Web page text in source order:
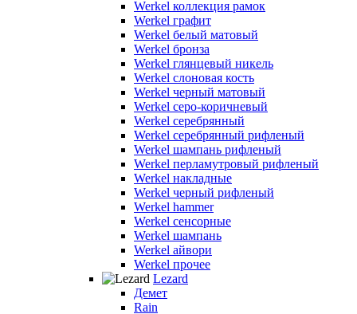
Werkel коллекция рамок
Werkel графит
Werkel белый матовый
Werkel бронза
Werkel глянцевый никель
Werkel слоновая кость
Werkel черный матовый
Werkel серо-коричневый
Werkel серебрянный
Werkel серебрянный рифленый
Werkel шампань рифленый
Werkel перламутровый рифленый
Werkel накладные
Werkel черный рифленый
Werkel hammer
Werkel сенсорные
Werkel шампань
Werkel айвори
Werkel прочее
Lezard
Демет
Rain